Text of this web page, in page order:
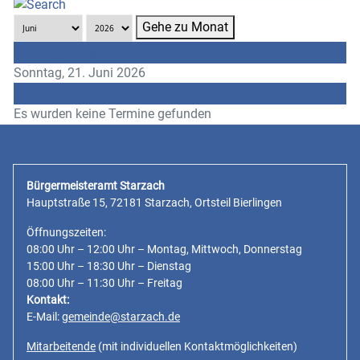
Gehe zu Monat
Sonntag, 21. Juni 2026
Es wurden keine Termine gefunden
Bürgermeisteramt Starzach
Hauptstraße 15, 72181 Starzach, Ortsteil Bierlingen
Öffnungszeiten:
08:00 Uhr – 12:00 Uhr – Montag, Mittwoch, Donnerstag
15:00 Uhr – 18:30 Uhr – Dienstag
08:00 Uhr – 11:30 Uhr – Freitag
Kontakt:
E-Mail:gemeinde@starzach.de
Mitarbeitende (mit individuellen Kontaktmöglichkeiten)